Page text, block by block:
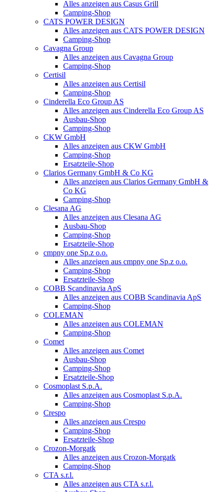
Alles anzeigen aus Casus Grill
Camping-Shop
CATS POWER DESIGN
Alles anzeigen aus CATS POWER DESIGN
Camping-Shop
Cavagna Group
Alles anzeigen aus Cavagna Group
Camping-Shop
Certisil
Alles anzeigen aus Certisil
Camping-Shop
Cinderella Eco Group AS
Alles anzeigen aus Cinderella Eco Group AS
Ausbau-Shop
Camping-Shop
CKW GmbH
Alles anzeigen aus CKW GmbH
Camping-Shop
Ersatzteile-Shop
Clarios Germany GmbH & Co KG
Alles anzeigen aus Clarios Germany GmbH &
Co KG
Camping-Shop
Clesana AG
Alles anzeigen aus Clesana AG
Ausbau-Shop
Camping-Shop
Ersatzteile-Shop
cmpny one Sp.z o.o.
Alles anzeigen aus cmpny one Sp.z o.o.
Camping-Shop
Ersatzteile-Shop
COBB Scandinavia ApS
Alles anzeigen aus COBB Scandinavia ApS
Camping-Shop
COLEMAN
Alles anzeigen aus COLEMAN
Camping-Shop
Comet
Alles anzeigen aus Comet
Ausbau-Shop
Camping-Shop
Ersatzteile-Shop
Cosmoplast S.p.A.
Alles anzeigen aus Cosmoplast S.p.A.
Camping-Shop
Crespo
Alles anzeigen aus Crespo
Camping-Shop
Ersatzteile-Shop
Crozon-Morgatk
Alles anzeigen aus Crozon-Morgatk
Camping-Shop
CTA s.r.l.
Alles anzeigen aus CTA s.r.l.